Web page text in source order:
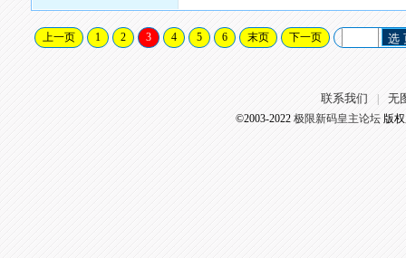
上一页 1 2 3 4 5 6 末页 下一页 选
联系我们 无
©2003-2022 极限新码皇主论坛版权